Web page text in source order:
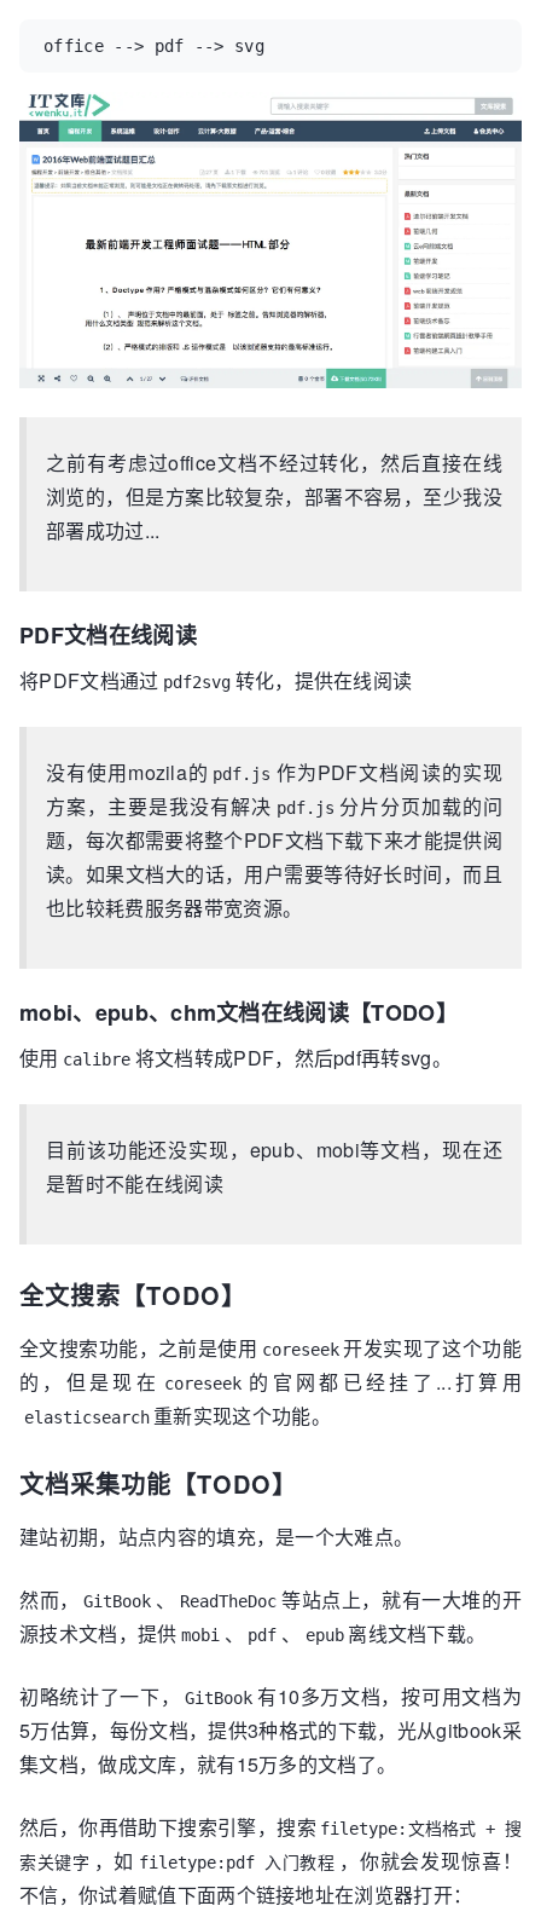
office --> pdf --> svg
之前有考虑过office文档不经过转化，然后直接在线
浏览的，但是方案比较复杂，部署不容易，至少我没
部署成功过...
PDF文档在线阅读
将PDF文档通过 pdf2svg 转化，提供在线阅读
没有使用mozila的 pdf.js 作为PDF文档阅读的实现
方案，主要是我没有解决 pdf.js 分片分页加载的问
题，每次都需要将整个PDF文档下载下来才能提供阅
读。如果文档大的话，用户需要等待好长时间，而且
也比较耗费服务器带宽资源。
mobi、epub、chm文档在线阅读【TODO】
使用 calibre 将文档转成PDF，然后pdf再转svg。
目前该功能还没实现，epub、mobi等文档，现在还
是暂时不能在线阅读
全文搜索【TODO】
全文搜索功能，之前是使用 coreseek 开发实现了这个功能
的，但是现在 coreseek 的官网都已经挂了...打算用
elasticsearch 重新实现这个功能。
文档采集功能【TODO】
建站初期，站点内容的填充，是一个大难点。
然而， GitBook 、 ReadTheDoc 等站点上，就有一大堆的开
源技术文档，提供 mobi 、 pdf 、 epub 离线文档下载。
初略统计了一下， GitBook 有10多万文档，按可用文档为
5万估算，每份文档，提供3种格式的下载，光从gitbook采
集文档，做成文库，就有15万多的文档了。
然后，你再借助下搜索引擎，搜索 filetype:文档格式 + 搜
索关键字 ，如 filetype:pdf 入门教程 ，你就会发现惊喜！
不信，你试着赋值下面两个链接地址在浏览器打开：